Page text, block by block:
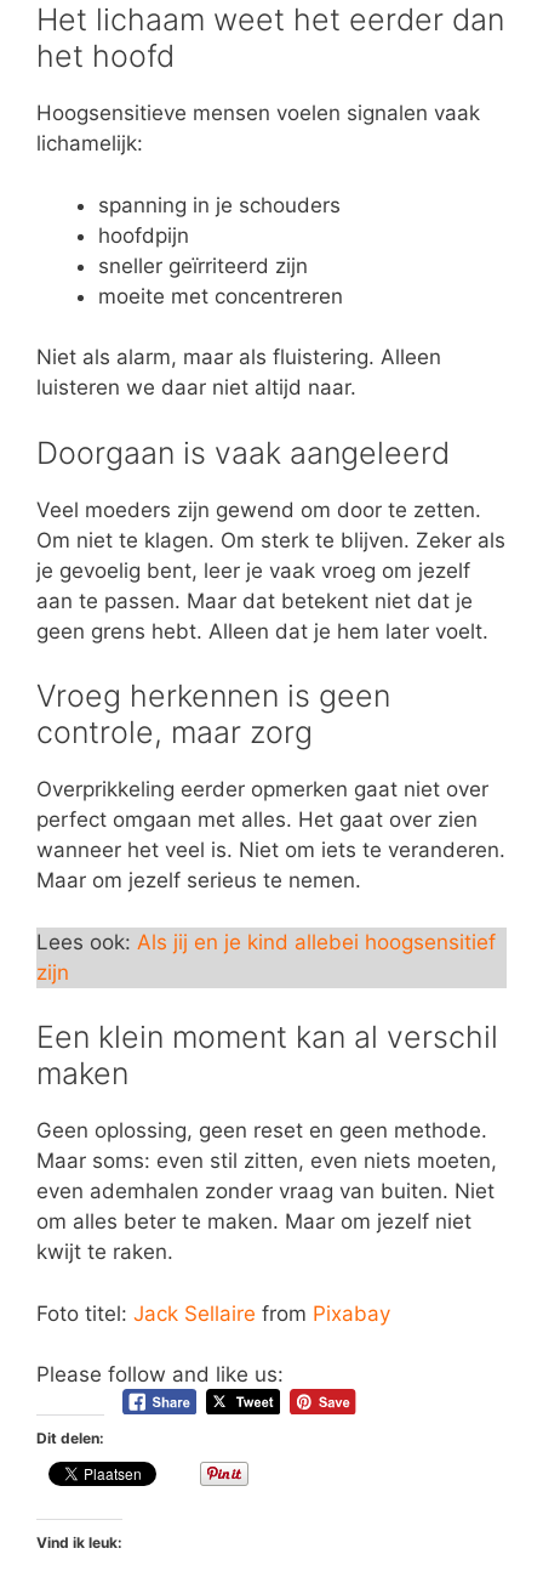
Het lichaam weet het eerder dan
het hoofd
Hoogsensitieve mensen voelen signalen vaak
lichamelijk:
spanning in je schouders
hoofdpijn
sneller geïrriteerd zijn
moeite met concentreren
Niet als alarm, maar als fluistering. Alleen
luisteren we daar niet altijd naar.
Doorgaan is vaak aangeleerd
Veel moeders zijn gewend om door te zetten.
Om niet te klagen. Om sterk te blijven. Zeker als
je gevoelig bent, leer je vaak vroeg om jezelf
aan te passen. Maar dat betekent niet dat je
geen grens hebt. Alleen dat je hem later voelt.
Vroeg herkennen is geen
controle, maar zorg
Overprikkeling eerder opmerken gaat niet over
perfect omgaan met alles. Het gaat over zien
wanneer het veel is. Niet om iets te veranderen.
Maar om jezelf serieus te nemen.
Lees ook: Als jij en je kind allebei hoogsensitief
zijn
Een klein moment kan al verschil
maken
Geen oplossing, geen reset en geen methode.
Maar soms: even stil zitten, even niets moeten,
even ademhalen zonder vraag van buiten. Niet
om alles beter te maken. Maar om jezelf niet
kwijt te raken.
Foto titel: Jack Sellaire from Pixabay
Please follow and like us:
Dit delen:
Vind ik leuk: